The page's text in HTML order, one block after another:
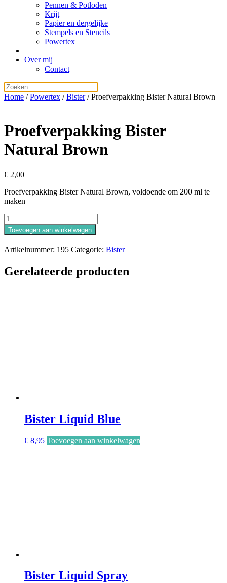
Pennen & Potloden
Krijt
Papier en dergelijke
Stempels en Stencils
Powertex
Over mij
Contact
Home /Powertex /Bister/ Proefverpakking Bister Natural Brown
Proefverpakking Bister
Natural Brown
€ 2,00
Proefverpakking Bister Natural Brown, voldoende om 200 ml te
maken
Proefverpakking
Bister
Natural
Brown
aantal
Toevoegen aan winkelwagen
Artikelnummer: 195 Categorie: Bister
Gerelateerde producten
Bister Liquid Blue
€ 8,95 Toevoegen aan winkelwagen
Bister Liquid Spray